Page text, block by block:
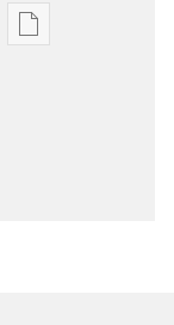
ዲጂታዊ